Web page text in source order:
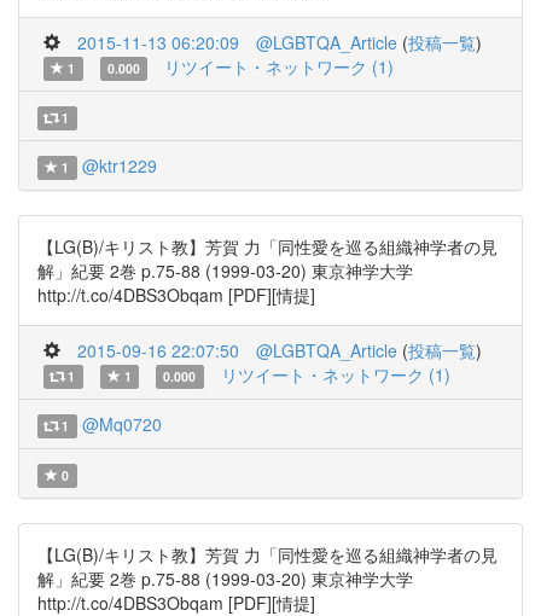
2015-11-13 06:20:09 @LGBTQA_Article (投稿一覧)
1 0.000 リツイート・ネットワーク (1)
1
1 @ktr1229
【LG(B)/キリスト教】芳賀 力「同性愛を巡る組織神学者の見
解」紀要 2巻 p.75-88 (1999-03-20) 東京神学大学
http://t.co/4DBS3Obqam [PDF][情提]
2015-09-16 22:07:50 @LGBTQA_Article (投稿一覧)
1 1 0.000 リツイート・ネットワーク (1)
1 @Mq0720
0
【LG(B)/キリスト教】芳賀 力「同性愛を巡る組織神学者の見
解」紀要 2巻 p.75-88 (1999-03-20) 東京神学大学
http://t.co/4DBS3Obqam [PDF][情提]